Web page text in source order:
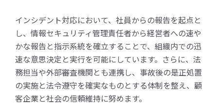
インシデント対応において、社員からの報告を起点と
し、情報セキュリティ管理責任者から経営者への速や
かな報告と指示系統を確立することで、組織内での迅
速な意思決定と実行を可能にしています。さらに、法
務担当や外部審査機関とも連携し、事故後の是正処置
の実施と法令遵守を確実なものとする体制を整え、顧
客企業と社会の信頼維持に努めます。